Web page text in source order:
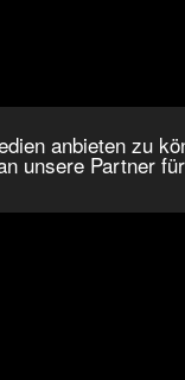
anbieten zu
unsere Partner